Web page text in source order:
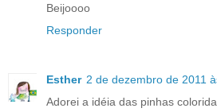
Beijoooo
Responder
Esther 2 de dezembro de 2011
Adorei a idéia das pinhas